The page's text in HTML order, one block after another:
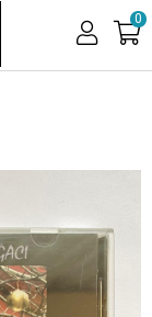
0